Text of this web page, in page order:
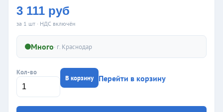
3 111 руб
за 1 шт · НДС включён
Много· г. Краснодар
Кол-во
В корзину Перейти в корзину